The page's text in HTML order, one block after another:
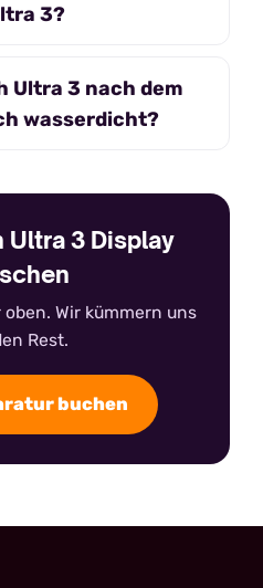
3?
Ultra 3 nach dem
wasserdicht?
Ultra 3 Display
Wir kümmern uns
Rest.
buchen